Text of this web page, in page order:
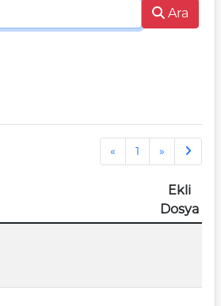
Ara
«Previous
1 »Next
Ekli
Dosya